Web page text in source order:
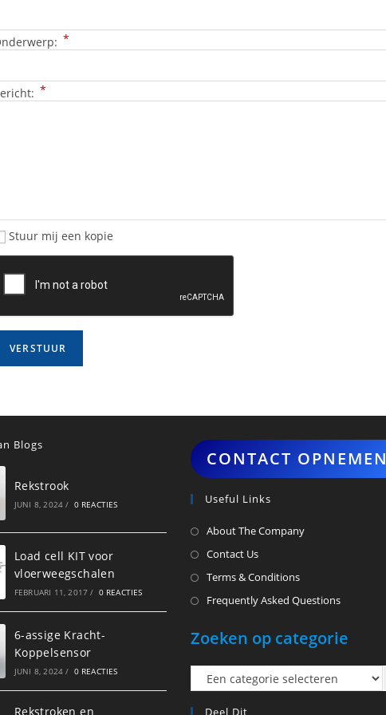
*
*
Stuur mij een kopie
Blogs
Rekstrook
JUNI 8, 2024 / 0 REACTIES
Load cell KIT voor
vloerweegschalen
FEBRUARI 11, 2017 / 0 REACTIES
6-assige Kracht-
Koppelsensor
JUNI 8, 2024 / 0 REACTIES
Rekstroken en
CONTACT OPNEMEN
Useful Links
About The Company
Contact Us
Terms & Conditions
Frequently Asked Questions
Zoeken op categorie
Een
categorie
Deel Dit